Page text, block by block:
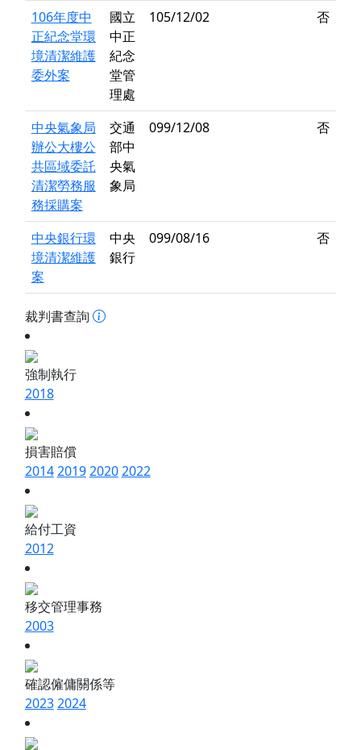
106年度中
正紀念堂環
境清潔維護
委外案
國立
中正
紀念
堂管
理處
105/12/02 否
中央氣象局
辦公大樓公
共區域委託
清潔勞務服
務採購案
交通
部中
央氣
象局
099/12/08 否
中央銀行環
境清潔維護
案
中央
銀行
099/08/16 否
裁判書查詢
強制執行
2018
損害賠償
2014201920202022
給付工資
2012
移交管理事務
2003
確認僱傭關係等
20232024